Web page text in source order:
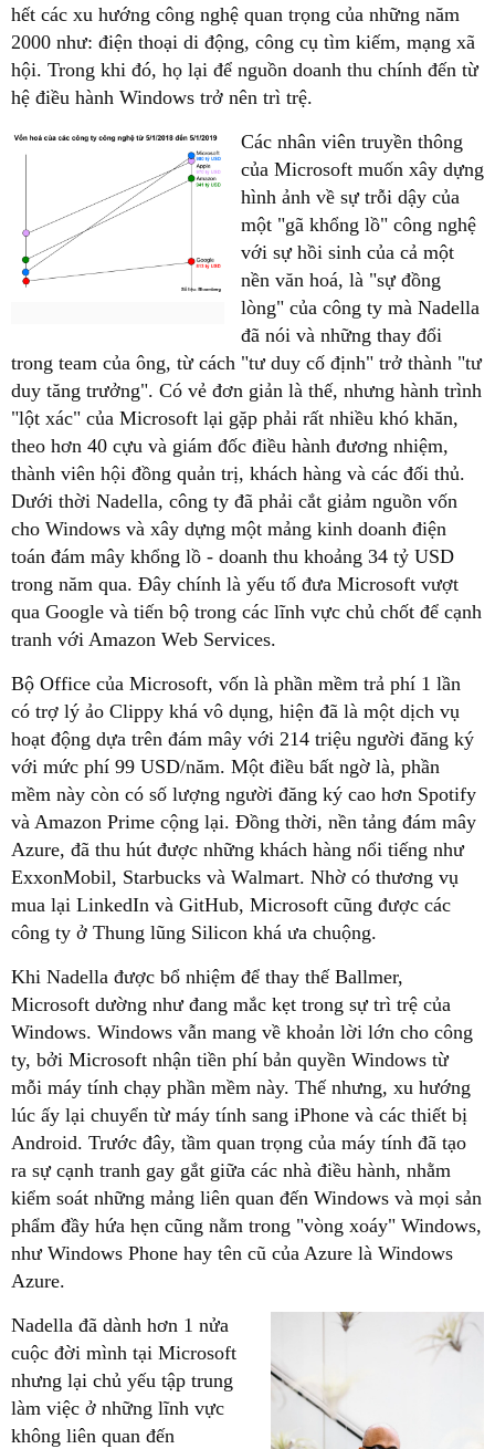
hết các xu hướng công nghệ quan trọng của những năm
2000 như: điện thoại di động, công cụ tìm kiếm, mạng xã
hội. Trong khi đó, họ lại để nguồn doanh thu chính đến từ
hệ điều hành Windows trở nên trì trệ.
Các nhân viên truyền thông
của Microsoft muốn xây dựng
hình ảnh về sự trỗi dậy của
một "gã khổng lồ" công nghệ
với sự hồi sinh của cả một
nền văn hoá, là "sự đồng
lòng" của công ty mà Nadella
đã nói và những thay đổi
trong team của ông, từ cách "tư duy cố định" trở thành "tư
duy tăng trưởng". Có vẻ đơn giản là thế, nhưng hành trình
"lột xác" của Microsoft lại gặp phải rất nhiều khó khăn,
theo hơn 40 cựu và giám đốc điều hành đương nhiệm,
thành viên hội đồng quản trị, khách hàng và các đối thủ.
Dưới thời Nadella, công ty đã phải cắt giảm nguồn vốn
cho Windows và xây dựng một mảng kinh doanh điện
toán đám mây khổng lồ - doanh thu khoảng 34 tỷ USD
trong năm qua. Đây chính là yếu tố đưa Microsoft vượt
qua Google và tiến bộ trong các lĩnh vực chủ chốt để cạnh
tranh với Amazon Web Services.
Bộ Office của Microsoft, vốn là phần mềm trả phí 1 lần
có trợ lý ảo Clippy khá vô dụng, hiện đã là một dịch vụ
hoạt động dựa trên đám mây với 214 triệu người đăng ký
với mức phí 99 USD/năm. Một điều bất ngờ là, phần
mềm này còn có số lượng người đăng ký cao hơn Spotify
và Amazon Prime cộng lại. Đồng thời, nền tảng đám mây
Azure, đã thu hút được những khách hàng nổi tiếng như
ExxonMobil, Starbucks và Walmart. Nhờ có thương vụ
mua lại LinkedIn và GitHub, Microsoft cũng được các
công ty ở Thung lũng Silicon khá ưa chuộng.
Khi Nadella được bổ nhiệm để thay thế Ballmer,
Microsoft dường như đang mắc kẹt trong sự trì trệ của
Windows. Windows vẫn mang về khoản lời lớn cho công
ty, bởi Microsoft nhận tiền phí bản quyền Windows từ
mỗi máy tính chạy phần mềm này. Thế nhưng, xu hướng
lúc ấy lại chuyển từ máy tính sang iPhone và các thiết bị
Android. Trước đây, tầm quan trọng của máy tính đã tạo
ra sự cạnh tranh gay gắt giữa các nhà điều hành, nhằm
kiểm soát những mảng liên quan đến Windows và mọi sản
phẩm đầy hứa hẹn cũng nằm trong "vòng xoáy" Windows,
như Windows Phone hay tên cũ của Azure là Windows
Azure.
Nadella đã dành hơn 1 nửa
cuộc đời mình tại Microsoft
nhưng lại chủ yếu tập trung
làm việc ở những lĩnh vực
không liên quan đến